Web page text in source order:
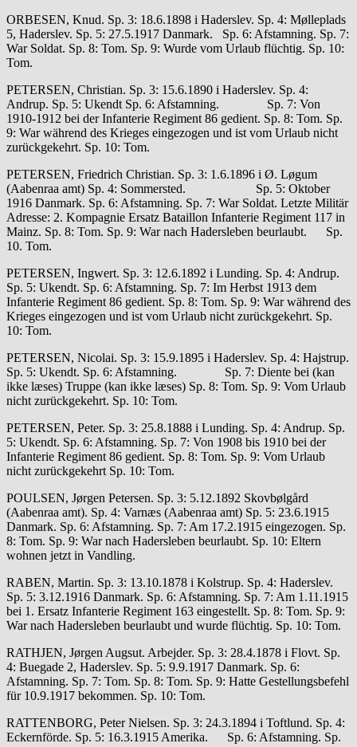
ORBESEN, Knud. Sp. 3: 18.6.1898 i Haderslev. Sp. 4: Mølleplads
5, Haderslev. Sp. 5: 27.5.1917 Danmark. Sp. 6: Afstamning. Sp. 7:
War Soldat. Sp. 8: Tom. Sp. 9: Wurde vom Urlaub flüchtig. Sp. 10:
Tom.
PETERSEN, Christian. Sp. 3: 15.6.1890 i Haderslev. Sp. 4:
Andrup. Sp. 5: Ukendt Sp. 6: Afstamning. Sp. 7: Von
1910-1912 bei der Infanterie Regiment 86 gedient. Sp. 8: Tom. Sp.
9: War während des Krieges eingezogen und ist vom Urlaub nicht
zurückgekehrt. Sp. 10: Tom.
PETERSEN, Friedrich Christian. Sp. 3: 1.6.1896 i Ø. Løgum
(Aabenraa amt) Sp. 4: Sommersted. Sp. 5: Oktober
1916 Danmark. Sp. 6: Afstamning. Sp. 7: War Soldat. Letzte Militär
Adresse: 2. Kompagnie Ersatz Bataillon Infanterie Regiment 117 in
Mainz. Sp. 8: Tom. Sp. 9: War nach Hadersleben beurlaubt. Sp.
10. Tom.
PETERSEN, Ingwert. Sp. 3: 12.6.1892 i Lunding. Sp. 4: Andrup.
Sp. 5: Ukendt. Sp. 6: Afstamning. Sp. 7: Im Herbst 1913 dem
Infanterie Regiment 86 gedient. Sp. 8: Tom. Sp. 9: War während des
Krieges eingezogen und ist vom Urlaub nicht zurückgekehrt. Sp.
10: Tom.
PETERSEN, Nicolai. Sp. 3: 15.9.1895 i Haderslev. Sp. 4: Hajstrup.
Sp. 5: Ukendt. Sp. 6: Afstamning. Sp. 7: Diente bei (kan
ikke læses) Truppe (kan ikke læses) Sp. 8: Tom. Sp. 9: Vom Urlaub
nicht zurückgekehrt. Sp. 10: Tom.
PETERSEN, Peter. Sp. 3: 25.8.1888 i Lunding. Sp. 4: Andrup. Sp.
5: Ukendt. Sp. 6: Afstamning. Sp. 7: Von 1908 bis 1910 bei der
Infanterie Regiment 86 gedient. Sp. 8: Tom. Sp. 9: Vom Urlaub
nicht zurückgekehrt Sp. 10: Tom.
POULSEN, Jørgen Petersen. Sp. 3: 5.12.1892 Skovbølgård
(Aabenraa amt). Sp. 4: Varnæs (Aabenraa amt) Sp. 5: 23.6.1915
Danmark. Sp. 6: Afstamning. Sp. 7: Am 17.2.1915 eingezogen. Sp.
8: Tom. Sp. 9: War nach Hadersleben beurlaubt. Sp. 10: Eltern
wohnen jetzt in Vandling.
RABEN, Martin. Sp. 3: 13.10.1878 i Kolstrup. Sp. 4: Haderslev.
Sp. 5: 3.12.1916 Danmark. Sp. 6: Afstamning. Sp. 7: Am 1.11.1915
bei 1. Ersatz Infanterie Regiment 163 eingestellt. Sp. 8: Tom. Sp. 9:
War nach Hadersleben beurlaubt und wurde flüchtig. Sp. 10: Tom.
RATHJEN, Jørgen Augsut. Arbejder. Sp. 3: 28.4.1878 i Flovt. Sp.
4: Buegade 2, Haderslev. Sp. 5: 9.9.1917 Danmark. Sp. 6:
Afstamning. Sp. 7: Tom. Sp. 8: Tom. Sp. 9: Hatte Gestellungsbefehl
für 10.9.1917 bekommen. Sp. 10: Tom.
RATTENBORG, Peter Nielsen. Sp. 3: 24.3.1894 i Toftlund. Sp. 4:
Eckernförde. Sp. 5: 16.3.1915 Amerika. Sp. 6: Afstamning. Sp.